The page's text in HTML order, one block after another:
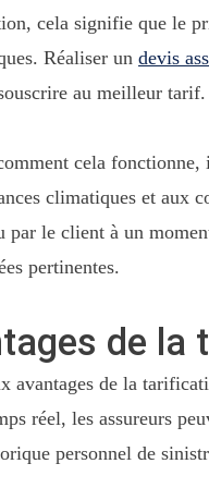
cela signifie que le
Réaliser un devis
au meilleur tarif.
cela
climatiques et aux
par le client à un
pertinentes.
de
avantages de la
réel, les assureurs
personnel de